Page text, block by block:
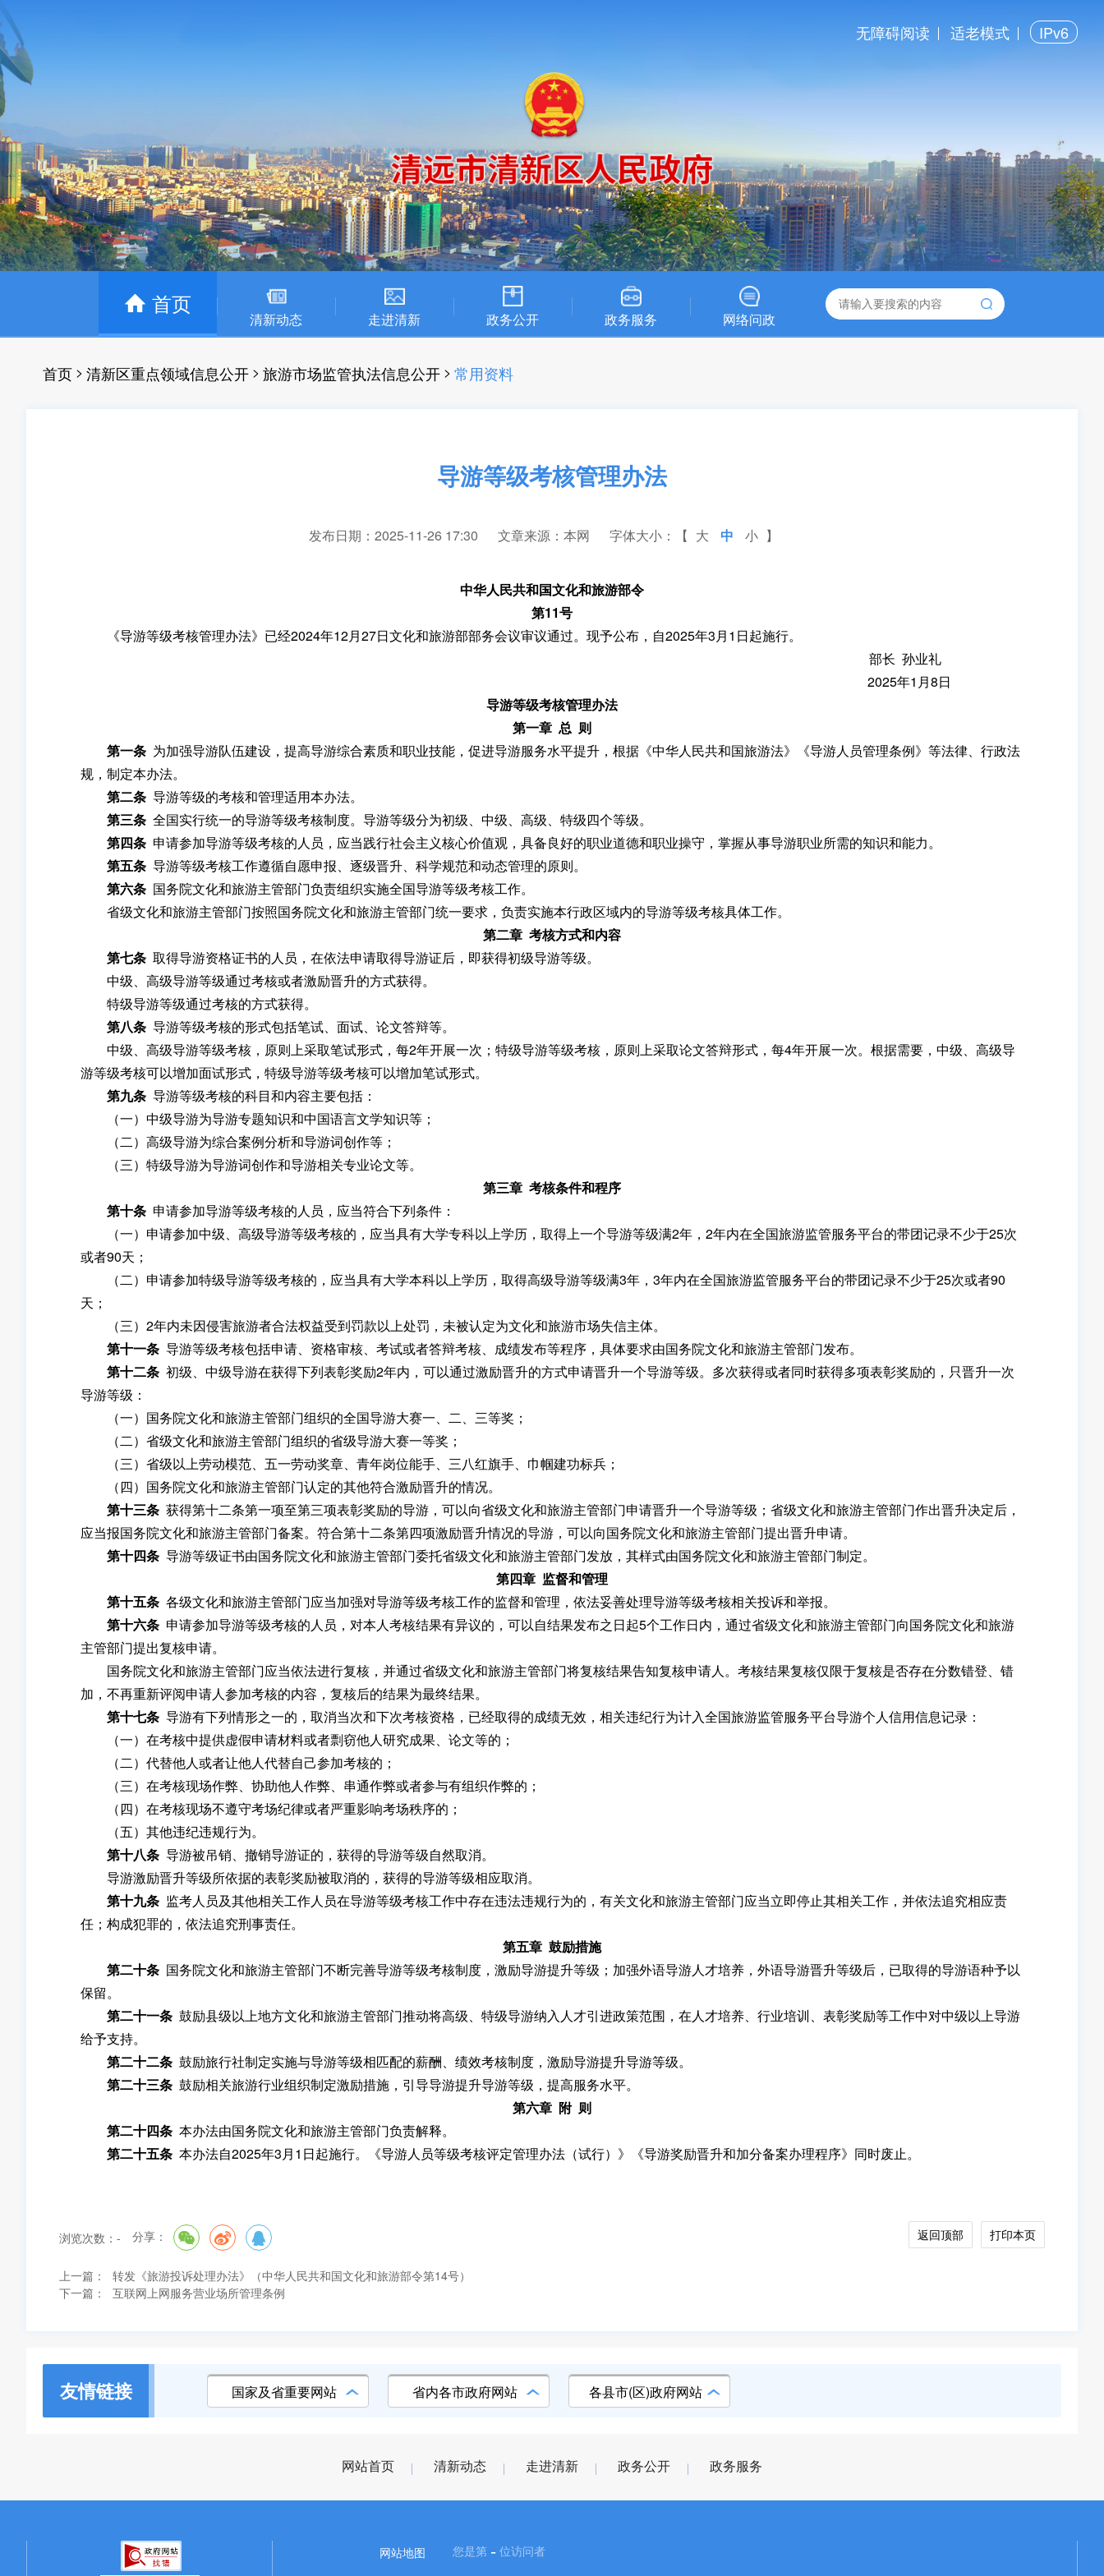
无障碍阅读 适老模式 IPv6
首页
清新动态 走进清新 政务公开 政务服务 网络问政
首页 > 清新区重点领域信息公开 > 旅游市场监管执法信息公开 > 常用资料
导游等级考核管理办法
发布日期：2025-11-26 17:30 文章来源：本网 字体大小：【 大 中 小 】
中华人民共和国文化和旅游部令
第11号
《导游等级考核管理办法》已经2024年12月27日文化和旅游部部务会议审议通过。现予公布，自2025年3月1日起施行。
部长 孙业礼
2025年1月8日
导游等级考核管理办法
第一章 总 则
第一条 为加强导游队伍建设，提高导游综合素质和职业技能，促进导游服务水平提升，根据《中华人民共和国旅游法》《导游人员管理条例》等法律、行政法
规，制定本办法。
第二条 导游等级的考核和管理适用本办法。
第三条 全国实行统一的导游等级考核制度。导游等级分为初级、中级、高级、特级四个等级。
第四条 申请参加导游等级考核的人员，应当践行社会主义核心价值观，具备良好的职业道德和职业操守，掌握从事导游职业所需的知识和能力。
第五条 导游等级考核工作遵循自愿申报、逐级晋升、科学规范和动态管理的原则。
第六条 国务院文化和旅游主管部门负责组织实施全国导游等级考核工作。
省级文化和旅游主管部门按照国务院文化和旅游主管部门统一要求，负责实施本行政区域内的导游等级考核具体工作。
第二章 考核方式和内容
第七条 取得导游资格证书的人员，在依法申请取得导游证后，即获得初级导游等级。
中级、高级导游等级通过考核或者激励晋升的方式获得。
特级导游等级通过考核的方式获得。
第八条 导游等级考核的形式包括笔试、面试、论文答辩等。
中级、高级导游等级考核，原则上采取笔试形式，每2年开展一次；特级导游等级考核，原则上采取论文答辩形式，每4年开展一次。根据需要，中级、高级导
游等级考核可以增加面试形式，特级导游等级考核可以增加笔试形式。
第九条 导游等级考核的科目和内容主要包括：
（一）中级导游为导游专题知识和中国语言文学知识等；
（二）高级导游为综合案例分析和导游词创作等；
（三）特级导游为导游词创作和导游相关专业论文等。
第三章 考核条件和程序
第十条 申请参加导游等级考核的人员，应当符合下列条件：
（一）申请参加中级、高级导游等级考核的，应当具有大学专科以上学历，取得上一个导游等级满2年，2年内在全国旅游监管服务平台的带团记录不少于25次
或者90天；
（二）申请参加特级导游等级考核的，应当具有大学本科以上学历，取得高级导游等级满3年，3年内在全国旅游监管服务平台的带团记录不少于25次或者90
天；
（三）2年内未因侵害旅游者合法权益受到罚款以上处罚，未被认定为文化和旅游市场失信主体。
第十一条 导游等级考核包括申请、资格审核、考试或者答辩考核、成绩发布等程序，具体要求由国务院文化和旅游主管部门发布。
第十二条 初级、中级导游在获得下列表彰奖励2年内，可以通过激励晋升的方式申请晋升一个导游等级。多次获得或者同时获得多项表彰奖励的，只晋升一次
导游等级：
（一）国务院文化和旅游主管部门组织的全国导游大赛一、二、三等奖；
（二）省级文化和旅游主管部门组织的省级导游大赛一等奖；
（三）省级以上劳动模范、五一劳动奖章、青年岗位能手、三八红旗手、巾帼建功标兵；
（四）国务院文化和旅游主管部门认定的其他符合激励晋升的情况。
第十三条 获得第十二条第一项至第三项表彰奖励的导游，可以向省级文化和旅游主管部门申请晋升一个导游等级；省级文化和旅游主管部门作出晋升决定后，
应当报国务院文化和旅游主管部门备案。符合第十二条第四项激励晋升情况的导游，可以向国务院文化和旅游主管部门提出晋升申请。
第十四条 导游等级证书由国务院文化和旅游主管部门委托省级文化和旅游主管部门发放，其样式由国务院文化和旅游主管部门制定。
第四章 监督和管理
第十五条 各级文化和旅游主管部门应当加强对导游等级考核工作的监督和管理，依法妥善处理导游等级考核相关投诉和举报。
第十六条 申请参加导游等级考核的人员，对本人考核结果有异议的，可以自结果发布之日起5个工作日内，通过省级文化和旅游主管部门向国务院文化和旅游
主管部门提出复核申请。
国务院文化和旅游主管部门应当依法进行复核，并通过省级文化和旅游主管部门将复核结果告知复核申请人。考核结果复核仅限于复核是否存在分数错登、错
加，不再重新评阅申请人参加考核的内容，复核后的结果为最终结果。
第十七条 导游有下列情形之一的，取消当次和下次考核资格，已经取得的成绩无效，相关违纪行为计入全国旅游监管服务平台导游个人信用信息记录：
（一）在考核中提供虚假申请材料或者剽窃他人研究成果、论文等的；
（二）代替他人或者让他人代替自己参加考核的；
（三）在考核现场作弊、协助他人作弊、串通作弊或者参与有组织作弊的；
（四）在考核现场不遵守考场纪律或者严重影响考场秩序的；
（五）其他违纪违规行为。
第十八条 导游被吊销、撤销导游证的，获得的导游等级自然取消。
导游激励晋升等级所依据的表彰奖励被取消的，获得的导游等级相应取消。
第十九条 监考人员及其他相关工作人员在导游等级考核工作中存在违法违规行为的，有关文化和旅游主管部门应当立即停止其相关工作，并依法追究相应责
任；构成犯罪的，依法追究刑事责任。
第五章 鼓励措施
第二十条 国务院文化和旅游主管部门不断完善导游等级考核制度，激励导游提升等级；加强外语导游人才培养，外语导游晋升等级后，已取得的导游语种予以
保留。
第二十一条 鼓励县级以上地方文化和旅游主管部门推动将高级、特级导游纳入人才引进政策范围，在人才培养、行业培训、表彰奖励等工作中对中级以上导游
给予支持。
第二十二条 鼓励旅行社制定实施与导游等级相匹配的薪酬、绩效考核制度，激励导游提升导游等级。
第二十三条 鼓励相关旅游行业组织制定激励措施，引导导游提升导游等级，提高服务水平。
第六章 附 则
第二十四条 本办法由国务院文化和旅游主管部门负责解释。
第二十五条 本办法自2025年3月1日起施行。《导游人员等级考核评定管理办法（试行）》《导游奖励晋升和加分备案办理程序》同时废止。
浏览次数： - 分享： 返回顶部 打印本页
上一篇：
转发《旅游投诉处理办法》（中华人民共和国文化和旅游部令第14号）
下一篇：
互联网上网服务营业场所管理条例
友情链接 国家及省重要网站 省内各市政府网站 各县市(区)政府网站
网站首页 清新动态 走进清新 政务公开 政务服务
网站地图 您是第 - 位访问者